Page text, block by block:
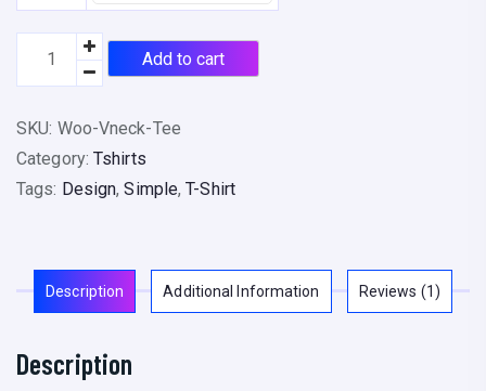
M
R
o
u
g
h
$
2
0
e
c
k
r
Add to cart
SKU: Woo-Vneck-Tee
Category: Tshirts
Tags: Design,Simple,T-Shirt
Description Additional Information Reviews (1)
Description